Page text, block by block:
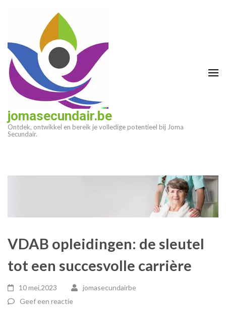
(druk
enter)
jomasecundair.be
Ontdek, ontwikkel en bereik je volledige potentieel bij Joma
Secundair.
VDAB opleidingen: de sleutel
tot een succesvolle carrière
10 mei,2023
jomasecundairbe
Geef een reactie